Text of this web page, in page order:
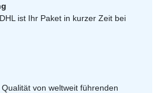
ist Ihr Paket in kurzer Zeit bei
von weltweit führenden